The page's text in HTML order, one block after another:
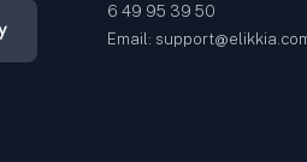
6 49 95 39 50
Email: